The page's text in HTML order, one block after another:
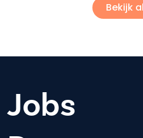
Bekijk
Jobs